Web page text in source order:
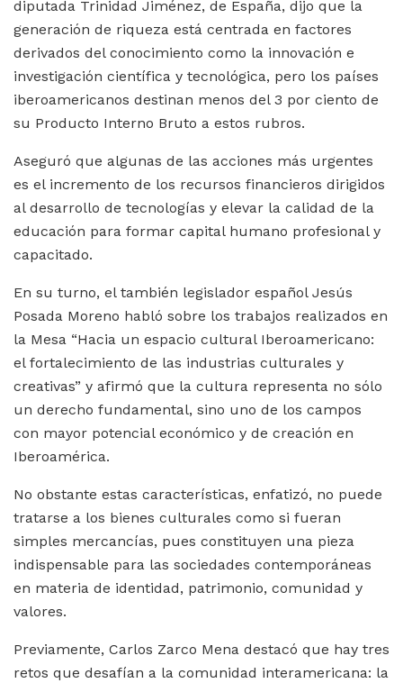
diputada Trinidad Jiménez, de España, dijo que la
generación de riqueza está centrada en factores
derivados del conocimiento como la innovación e
investigación científica y tecnológica, pero los países
iberoamericanos destinan menos del 3 por ciento de
su Producto Interno Bruto a estos rubros.
Aseguró que algunas de las acciones más urgentes
es el incremento de los recursos financieros dirigidos
al desarrollo de tecnologías y elevar la calidad de la
educación para formar capital humano profesional y
capacitado.
En su turno, el también legislador español Jesús
Posada Moreno habló sobre los trabajos realizados en
la Mesa “Hacia un espacio cultural Iberoamericano:
el fortalecimiento de las industrias culturales y
creativas” y afirmó que la cultura representa no sólo
un derecho fundamental, sino uno de los campos
con mayor potencial económico y de creación en
Iberoamérica.
No obstante estas características, enfatizó, no puede
tratarse a los bienes culturales como si fueran
simples mercancías, pues constituyen una pieza
indispensable para las sociedades contemporáneas
en materia de identidad, patrimonio, comunidad y
valores.
Previamente, Carlos Zarco Mena destacó que hay tres
retos que desafían a la comunidad interamericana: la